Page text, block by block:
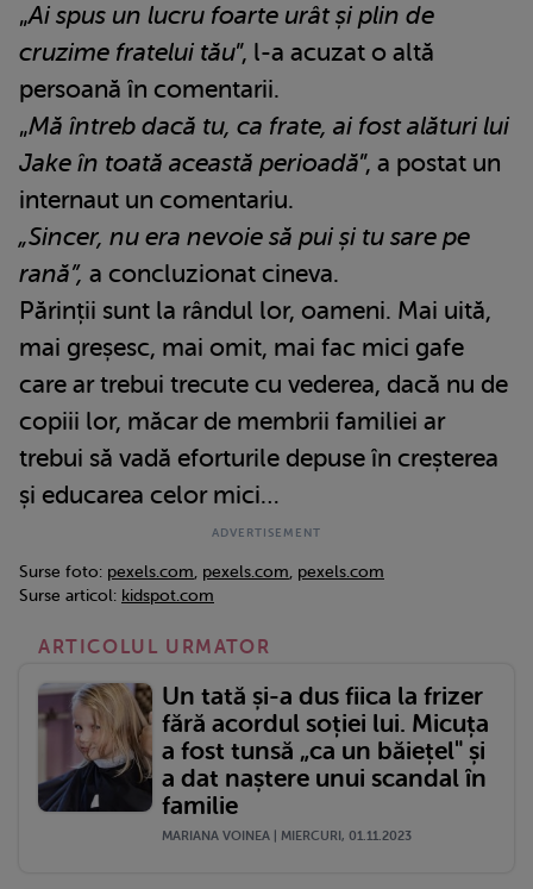
„Ai spus un lucru foarte urât și plin de
cruzime fratelui tău”, l-a acuzat o altă
persoană în comentarii.
„Mă întreb dacă tu, ca frate, ai fost alături lui
Jake în toată această perioadă”, a postat un
internaut un comentariu.
„Sincer, nu era nevoie să pui și tu sare pe
rană”, a concluzionat cineva.
Părinții sunt la rândul lor, oameni. Mai uită,
mai greșesc, mai omit, mai fac mici gafe
care ar trebui trecute cu vederea, dacă nu de
copiii lor, măcar de membrii familiei ar
trebui să vadă eforturile depuse în creșterea
și educarea celor mici…
Surse foto: pexels.com, pexels.com, pexels.com
Surse articol: kidspot.com
ARTICOLUL URMATOR
Un tată și-a dus fiica la frizer
fără acordul soției lui. Micuța
a fost tunsă „ca un băiețel" și
a dat naștere unui scandal în
familie
MARIANA VOINEA | MIERCURI, 01.11.2023